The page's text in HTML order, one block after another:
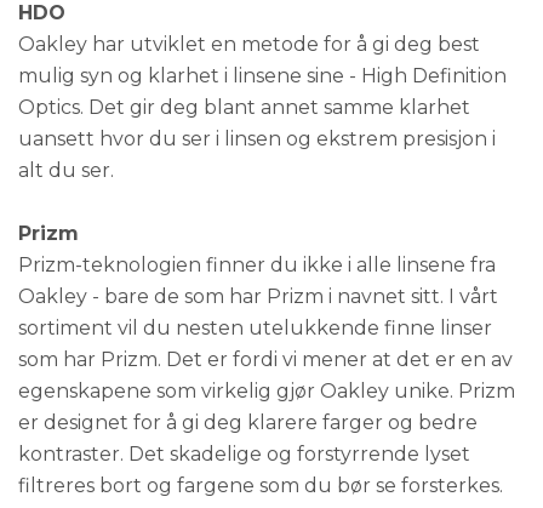
HDO
Oakley har utviklet en metode for å gi deg best
mulig syn og klarhet i linsene sine - High Definition
Optics. Det gir deg blant annet samme klarhet
uansett hvor du ser i linsen og ekstrem presisjon i
alt du ser.
Prizm
Prizm-teknologien finner du ikke i alle linsene fra
Oakley - bare de som har Prizm i navnet sitt. I vårt
sortiment vil du nesten utelukkende finne linser
som har Prizm. Det er fordi vi mener at det er en av
egenskapene som virkelig gjør Oakley unike. Prizm
er designet for å gi deg klarere farger og bedre
kontraster. Det skadelige og forstyrrende lyset
filtreres bort og fargene som du bør se forsterkes.